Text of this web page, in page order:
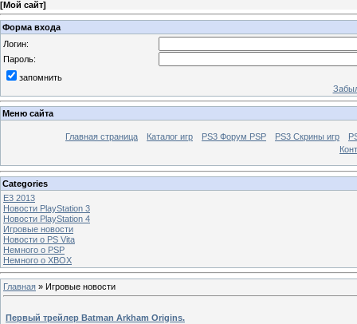
[Мой сайт]
Форма входа
Логин:
Пароль:
запомнить
Меню сайта
Главная страница Каталог игр PS3 Форум PSP PS3 Cкрины игр
Categories
E3 2013
Новости PlayStation 3
Новости PlayStation 4
Игровые новости
Новости о PS Vita
Немного о PSP
Немного о XBOX
Главная » Игровые новости
Первый трейлер Batman Arkham Origins.